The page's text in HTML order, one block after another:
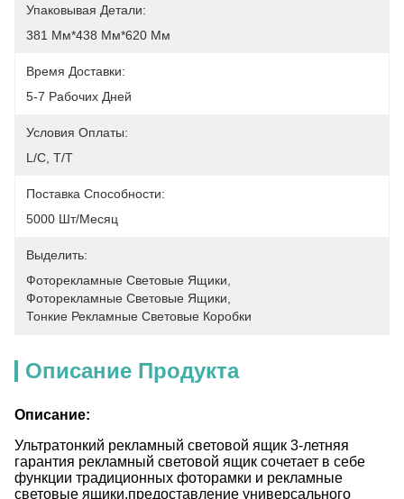
Упаковывая Детали:
381 Мм*438 Мм*620 Мм
Время Доставки:
5-7 Рабочих Дней
Условия Оплаты:
L/C, T/T
Поставка Способности:
5000 Шт/месяц
Выделить:
Фоторекламные Световые Ящики
Фоторекламные Световые Ящики
Тонкие Рекламные Световые Коробки
Описание Продукта
Описание:
Ультратонкий рекламный световой ящик 3-летняя
гарантия рекламный световой ящик сочетает в себе
функции традиционных фоторамки и рекламные
световые ящики,предоставление универсального